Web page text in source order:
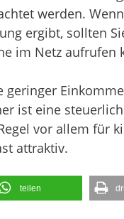
werden.
ergibt, sollten
im Netz aufrufen
geringer
ist eine
vor allem für
attraktiv.
teilen